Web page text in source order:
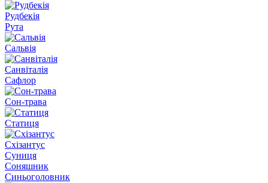
Рудбекія
Рута
Сальвія
Санвіталія
Сафлор
Сон-трава
Статиця
Схізантус
Суниця
Соняшник
Синьоголовник